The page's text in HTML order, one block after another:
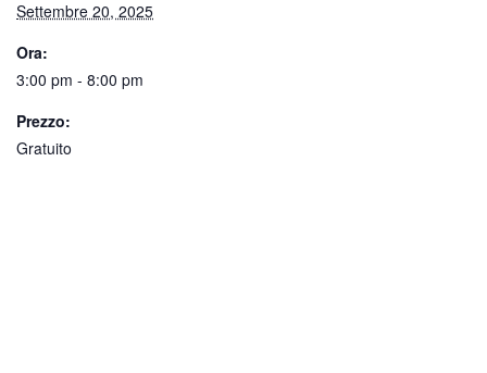
Settembre 20, 2025
Ora:
3:00 pm - 8:00 pm
Prezzo:
Gratuito